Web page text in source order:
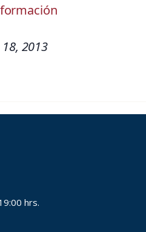
2013